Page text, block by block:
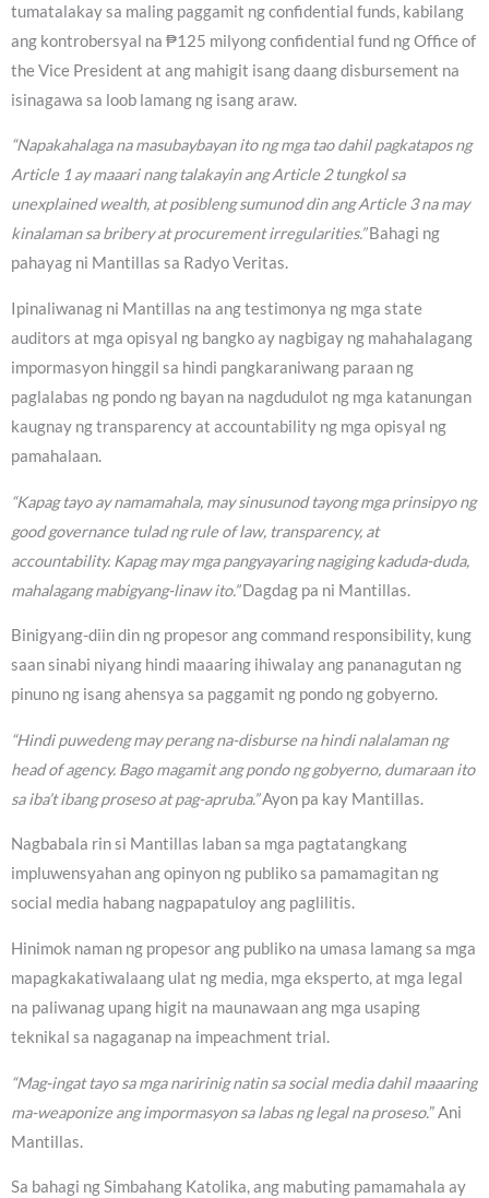
tumatalakay sa maling paggamit ng confidential funds, kabilang
ang kontrobersyal na ₱125 milyong confidential fund ng Office of
the Vice President at ang mahigit isang daang disbursement na
isinagawa sa loob lamang ng isang araw.
“Napakahalaga na masubaybayan ito ng mga tao dahil pagkatapos ng
Article 1 ay maaari nang talakayin ang Article 2 tungkol sa
unexplained wealth, at posibleng sumunod din ang Article 3 na may
kinalaman sa bribery at procurement irregularities.”Bahagi ng
pahayag ni Mantillas sa Radyo Veritas.
Ipinaliwanag ni Mantillas na ang testimonya ng mga state
auditors at mga opisyal ng bangko ay nagbigay ng mahahalagang
impormasyon hinggil sa hindi pangkaraniwang paraan ng
paglalabas ng pondo ng bayan na nagdudulot ng mga katanungan
kaugnay ng transparency at accountability ng mga opisyal ng
pamahalaan.
“Kapag tayo ay namamahala, may sinusunod tayong mga prinsipyo ng
good governance tulad ng rule of law, transparency, at
accountability. Kapag may mga pangyayaring nagiging kaduda-duda,
mahalagang mabigyang-linaw ito.”Dagdag pa ni Mantillas.
Binigyang-diin din ng propesor ang command responsibility, kung
saan sinabi niyang hindi maaaring ihiwalay ang pananagutan ng
pinuno ng isang ahensya sa paggamit ng pondo ng gobyerno.
“Hindi puwedeng may perang na-disburse na hindi nalalaman ng
head of agency. Bago magamit ang pondo ng gobyerno, dumaraan ito
sa iba’t ibang proseso at pag-apruba.”Ayon pa kay Mantillas.
Nagbabala rin si Mantillas laban sa mga pagtatangkang
impluwensyahan ang opinyon ng publiko sa pamamagitan ng
social media habang nagpapatuloy ang paglilitis.
Hinimok naman ng propesor ang publiko na umasa lamang sa mga
mapagkakatiwalaang ulat ng media, mga eksperto, at mga legal
na paliwanag upang higit na maunawaan ang mga usaping
teknikal sa nagaganap na impeachment trial.
“Mag-ingat tayo sa mga naririnig natin sa social media dahil maaaring
ma-weaponize ang impormasyon sa labas ng legal na proseso.” Ani
Mantillas.
Sa bahagi ng Simbahang Katolika, ang mabuting pamamahala ay